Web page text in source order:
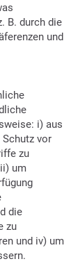
B. durch die
und
i) aus
vor
zu
um
die
zu
und iv) um